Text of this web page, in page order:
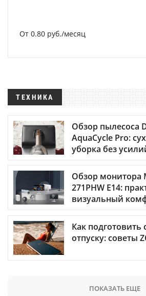
От 0.80 руб./месяц
ТЕХНИКА
Обзор пылесоса
AquaCycle Pro:
уборка без
Обзор монитора
271PHW E14:
визуальный
Как подготовить
отпуску: советы
ПОКАЗАТЬ ЕЩЕ